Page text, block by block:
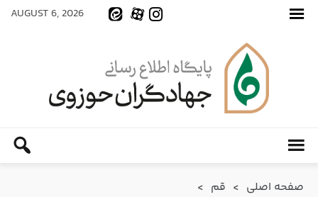
AUGUST 6, 2026
صفحه اصلی > قم >